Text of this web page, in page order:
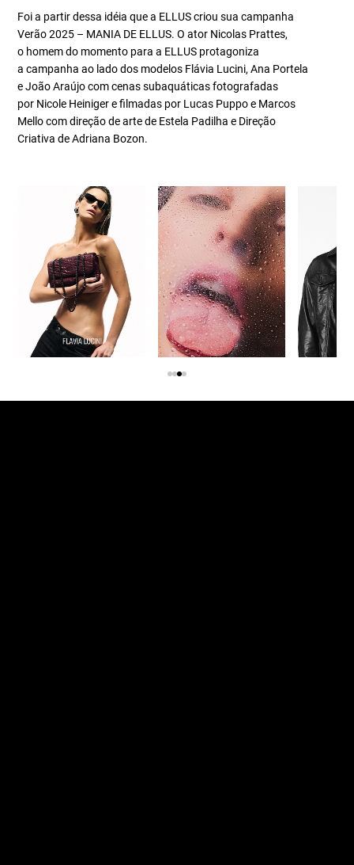
Foi a partir dessa idéia que a ELLUS criou sua campanha
Verão 2025 – MANIA DE ELLUS. O ator Nicolas Prattes,
o homem do momento para a ELLUS protagoniza
a campanha ao lado dos modelos Flávia Lucini, Ana Portela
e João Araújo com cenas subaquáticas fotografadas
por Nicole Heiniger e filmadas por Lucas Puppo e Marcos
Mello com direção de arte de Estela Padilha e Direção
Criativa de Adriana Bozon.